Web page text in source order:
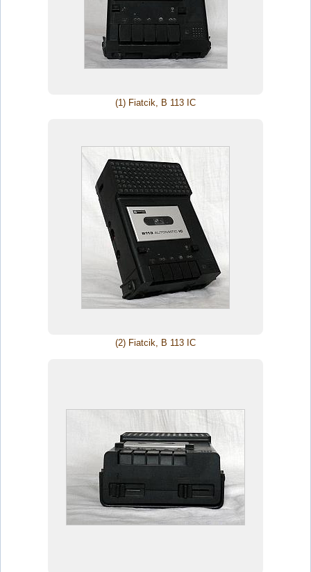
(1) Fiatcik, B 113 IC
(2) Fiatcik, B 113 IC